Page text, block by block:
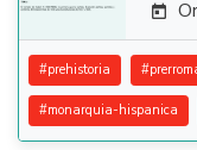

#prehistoria #
#monarquia-hispanica